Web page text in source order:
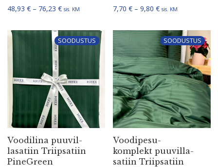
48,93 € – 76,23 €Hinnavahemik: 48,93 € kuni 76,23 €
sis. KM 7,70 € – 9,80 €Hinnavahemik:
sis. KM
SOODUSTUS
Voodilina puuvil­
la­satiin Triip­satiin
PineGreen
SOODUSTUS
Voodi­pe­su­
komplekt puuvil­la­
satiin Triip­satiin